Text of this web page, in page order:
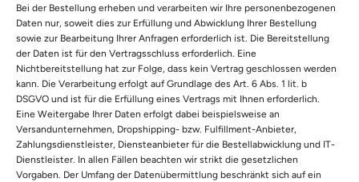
Bei der Bestellung erheben und verarbeiten wir Ihre personenbezogenen
Daten nur, soweit dies zur Erfüllung und Abwicklung Ihrer Bestellung
sowie zur Bearbeitung Ihrer Anfragen erforderlich ist. Die Bereitstellung
der Daten ist für den Vertragsschluss erforderlich. Eine
Nichtbereitstellung hat zur Folge, dass kein Vertrag geschlossen werden
kann. Die Verarbeitung erfolgt auf Grundlage des Art. 6 Abs. 1 lit. b
DSGVO und ist für die Erfüllung eines Vertrags mit Ihnen erforderlich.
Eine Weitergabe Ihrer Daten erfolgt dabei beispielsweise an
Versandunternehmen, Dropshipping- bzw. Fulfillment-Anbieter,
Zahlungsdienstleister, Diensteanbieter für die Bestellabwicklung und IT-
Dienstleister. In allen Fällen beachten wir strikt die gesetzlichen
Vorgaben. Der Umfang der Datenübermittlung beschränkt sich auf ein